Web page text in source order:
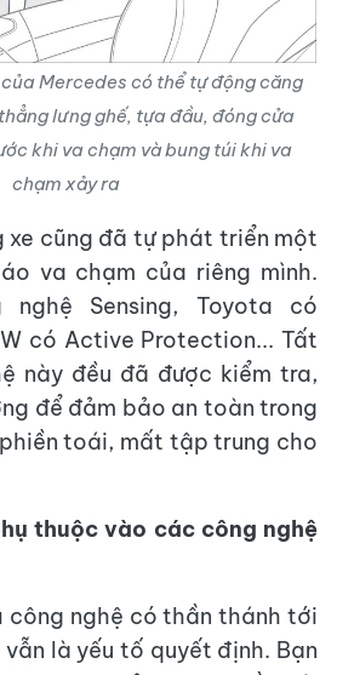
Mercedes có thể tự động căng
lưng ghế, tựa đầu, đóng cửa
khi va chạm và bung túi khi va
chạm xảy ra
xe cũng đã tự phát triển một
va chạm của riêng mình.
Sensing, Toyota có
có Active Protection... Tất
này đều đã được kiểm tra,
để đảm bảo an toàn trong
toái, mất tập trung cho
thuộc vào các công nghệ
công nghệ có thần thánh tới
là yếu tố quyết định. Bạn